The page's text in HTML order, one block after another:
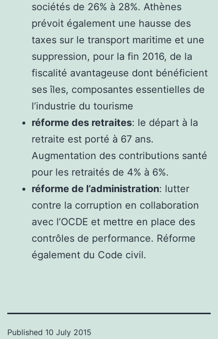
sociétés de 26% à 28%. Athènes
prévoit également une hausse des
taxes sur le transport maritime et une
suppression, pour la fin 2016, de la
fiscalité avantageuse dont bénéficient
ses îles, composantes essentielles de
l’industrie du tourisme
réforme des retraites: le départ à la
retraite est porté à 67 ans.
Augmentation des contributions santé
pour les retraités de 4% à 6%.
réforme de l’administration: lutter
contre la corruption en collaboration
avec l’OCDE et mettre en place des
contrôles de performance. Réforme
également du Code civil.
Published 10 July 2015